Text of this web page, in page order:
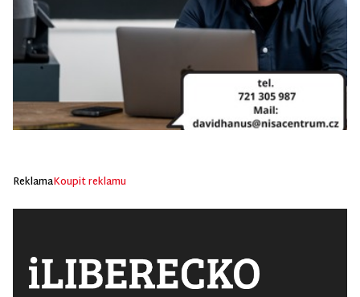
ReklamaKoupit reklamu